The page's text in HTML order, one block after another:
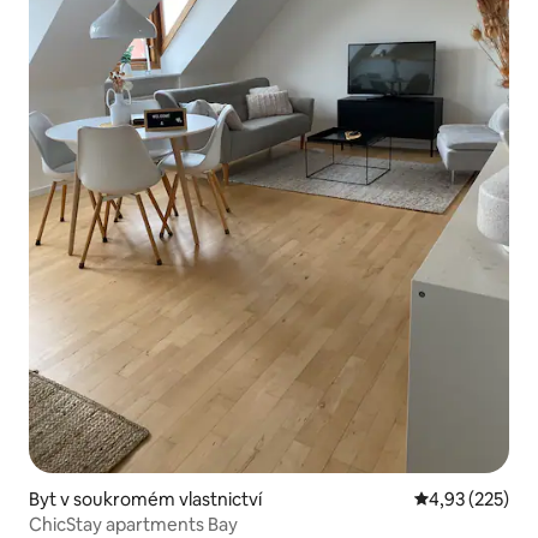
Byt v soukromém vlastnictví Průměrné
4,93 (225)
ChicStay apartments Bay